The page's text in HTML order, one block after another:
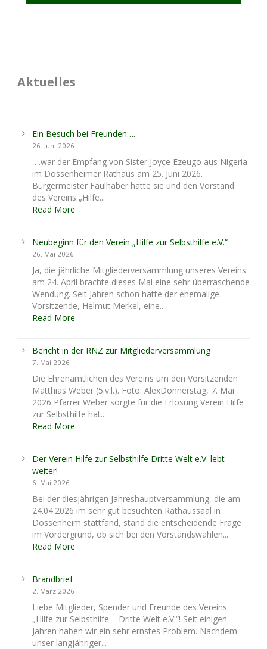
Aktuelles
Ein Besuch bei Freunden….
26. Juni 2026
….war der Empfang von Sister Joyce Ezeugo aus Nigeria
im Dossenheimer Rathaus am 25. Juni 2026.
Bürgermeister Faulhaber hatte sie und den Vorstand
des Vereins „Hilfe...
Read More
Neubeginn für den Verein „Hilfe zur Selbsthilfe e.V.“
26. Mai 2026
Ja, die jährliche Mitgliederversammlung unseres Vereins
am 24. April brachte dieses Mal eine sehr überraschende
Wendung. Seit Jahren schon hatte der ehemalige
Vorsitzende, Helmut Merkel, eine...
Read More
Bericht in der RNZ zur Mitgliederversammlung
7. Mai 2026
Die Ehrenamtlichen des Vereins um den Vorsitzenden
Matthias Weber (5.v.l.). Foto: AlexDonnerstag, 7. Mai
2026 Pfarrer Weber sorgte für die Erlösung Verein Hilfe
zur Selbsthilfe hat...
Read More
Der Verein Hilfe zur Selbsthilfe Dritte Welt e.V. lebt
weiter!
6. Mai 2026
Bei der diesjährigen Jahreshauptversammlung, die am
24.04.2026 im sehr gut besuchten Rathaussaal in
Dossenheim stattfand, stand die entscheidende Frage
im Vordergrund, ob sich bei den Vorstandswahlen...
Read More
Brandbrief
2. März 2026
Liebe Mitglieder, Spender und Freunde des Vereins
„Hilfe zur Selbsthilfe – Dritte Welt e.V.“! Seit einigen
Jahren haben wir ein sehr ernstes Problem. Nachdem
unser langjähriger...